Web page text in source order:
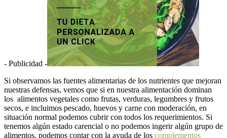
- Publicidad -
Si observamos las fuentes alimentarias de los nutrientes que mejoran
nuestras defensas, vemos que si en nuestra alimentación dominan
los alimentos vegetales como frutas, verduras, legumbres y frutos
secos, e incluimos pescado, huevos y carne con moderación, en
situación normal podemos cubrir con todos los requerimientos. Si
tenemos algún estado carencial o no podemos ingerir algún grupo de
alimentos, podemos contar con la ayuda de los complementos